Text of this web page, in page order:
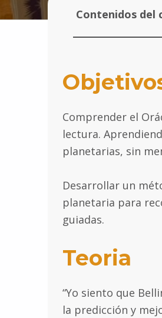
Contenidos del
Comprender el
lectura.
planetarias, sin
Desarrollar un
planetaria para
guiadas.
Teoria
“Yo siento que
la predicción y